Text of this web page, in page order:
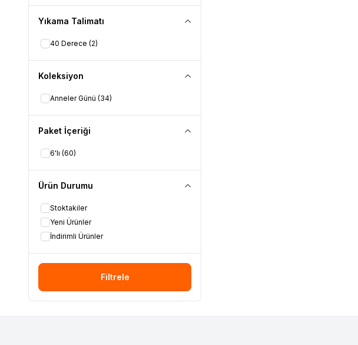
Yıkama Talimatı
40 Derece (2)
Koleksiyon
Anneler Günü (34)
Paket İçeriği
6'lı (60)
Ürün Durumu
Stoktakiler
Yeni Ürünler
İndirimli Ürünler
Filtrele